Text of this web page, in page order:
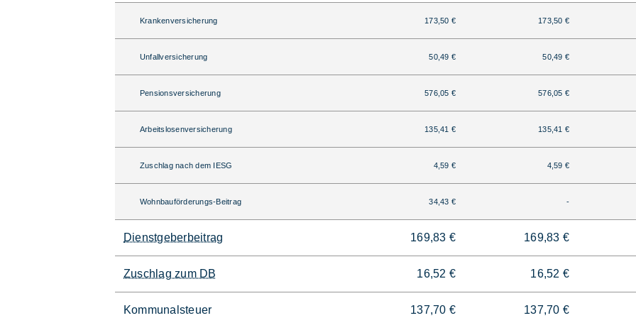
Krankenversicherung 173,50 € 173,50 €
Unfallversicherung 50,49 € 50,49 €
Pensionsversicherung 576,05 € 576,05 €
Arbeitslosenversicherung 135,41 € 135,41 €
Zuschlag nach dem IESG 4,59 € 4,59 €
Wohnbauförderungs-Beitrag 34,43 € -
Dienstgeberbeitrag 169,83 € 169,83 €
Zuschlag zum DB 16,52 € 16,52 €
Kommunalsteuer 137,70 € 137,70 €